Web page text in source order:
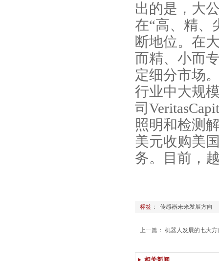
出的是，大
在“高、精、
断地位。在
而精、小而
定细分市场
行业中大规
司
照明和检测
美元收购美
务。目前，
标签 ： 传感器未来发展方
上一篇： 机器人发展的七大方